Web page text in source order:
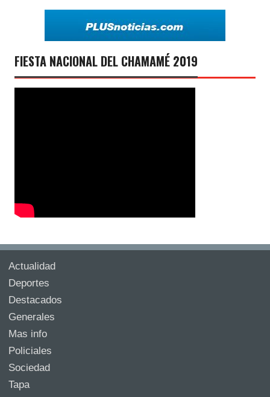
FIESTA NACIONAL DEL CHAMAMÉ 2019
Actualidad
Deportes
Destacados
Generales
Mas info
Policiales
Sociedad
Tapa